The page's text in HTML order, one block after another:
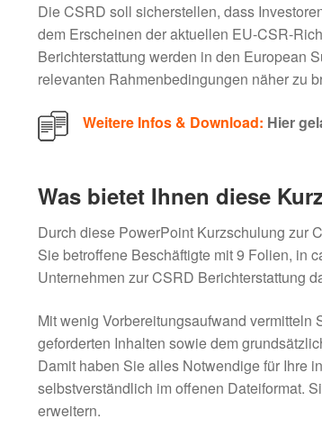
Die CSRD soll sicherstellen, dass
dem Erscheinen der aktuellen EU-CSR-
Berichterstattung werden in den European
relevanten Rahmenbedingungen näher zu
Weitere Infos & Download: Hier
Was bietet Ihnen diese
Durch diese PowerPoint Kurzschulung zur
Sie betroffene Beschäftigte mit 9 Folien, in
Unternehmen zur CSRD Berichterstattung
Mit wenig Vorbereitungsaufwand
geforderten Inhalten sowie dem
Damit haben Sie alles Notwendige für Ihre
selbstverständlich im offenen Dateiformat.
erweitern.